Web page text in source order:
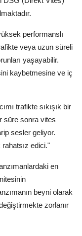
performanslı
veya uzun süreli
yaşayabilir.
kaybetmesine ve iç
trafikte sıkışık bir
süre sonra vites
sesler geliyor.
edici."
en
beyni olarak
zorlanır